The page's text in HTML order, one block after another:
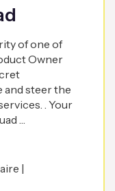
of one of
Owner
and steer the
. Your
…
|